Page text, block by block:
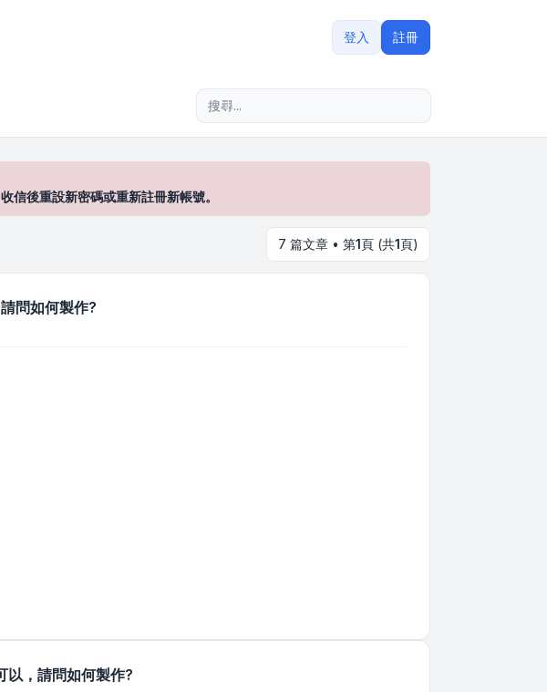
登入 註冊
後重設新密碼或重新註冊新帳號。
7 篇文章 • 第1頁 (共1頁)
問如何製作?
以，請問如何製作?